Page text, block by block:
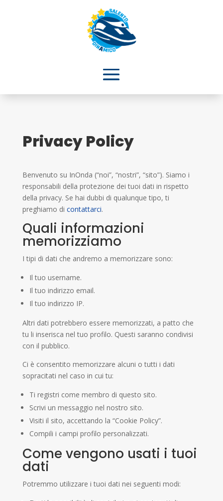
Privacy Policy
Benvenuto su InOnda (“noi”, “nostri”, “sito”). Siamo i
responsabili della protezione dei tuoi dati in rispetto
della privacy. Se hai dubbi di qualunque tipo, ti
preghiamo di contattarci.
Quali informazioni
memorizziamo
I tipi di dati che andremo a memorizzare sono:
Il tuo username.
Il tuo indirizzo email.
Il tuo indirizzo IP.
Altri dati potrebbero essere memorizzati, a patto che
tu li inserisca nel tuo profilo. Questi saranno condivisi
con il pubblico.
Ci è consentito memorizzare alcuni o tutti i dati
sopracitati nel caso in cui tu:
Ti registri come membro di questo sito.
Scrivi un messaggio nel nostro sito.
Visiti il sito, accettando la “Cookie Policy”.
Compili i campi profilo personalizzati.
Come vengono usati i tuoi
dati
Potremmo utilizzare i tuoi dati nei seguenti modi: